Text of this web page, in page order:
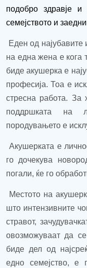
подобро здравје и
семејството и
Еден од
на една жена е кога
биде акушерка е
професија. Тоа е
стресна работа. За
поддршката на
породувањето е
Акушерката е
го дочекува
погали, ќе го
Местото на
што интензивните
стравот,
овозможуваат да
биде дел од
едно семејство, е